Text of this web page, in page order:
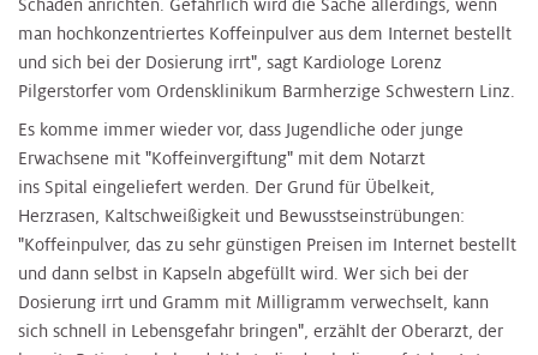
Schaden anrichten. Gefährlich wird die Sache allerdings, wenn
man hochkonzentriertes Koffeinpulver aus dem Internet bestellt
und sich bei der Dosierung irrt", sagt Kardiologe Lorenz
Pilgerstorfer vom Ordensklinikum Barmherzige Schwestern Linz.
Es komme immer wieder vor, dass Jugendliche oder junge
Erwachsene mit "Koffeinvergiftung" mit dem Notarzt
ins Spital eingeliefert werden. Der Grund für Übelkeit,
Herzrasen, Kaltschweißigkeit und Bewusstseinstrübungen:
"Koffeinpulver, das zu sehr günstigen Preisen im Internet bestellt
und dann selbst in Kapseln abgefüllt wird. Wer sich bei der
Dosierung irrt und Gramm mit Milligramm verwechselt, kann
sich schnell in Lebensgefahr bringen", erzählt der Oberarzt, der